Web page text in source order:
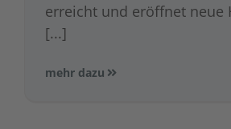
erreicht und eröffnet neue
[...]
mehr dazu